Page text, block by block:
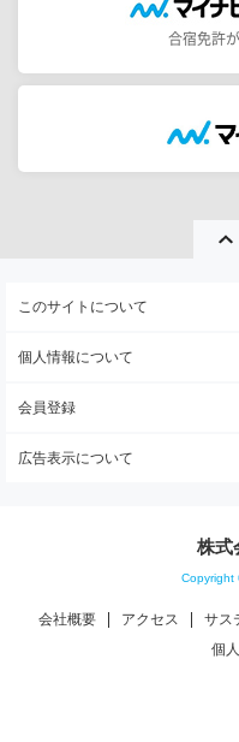
合宿免許
このサイトについて
個人情報について
会員登録
広告表示について
株式
Copyright
会社概要 アクセス サス
個